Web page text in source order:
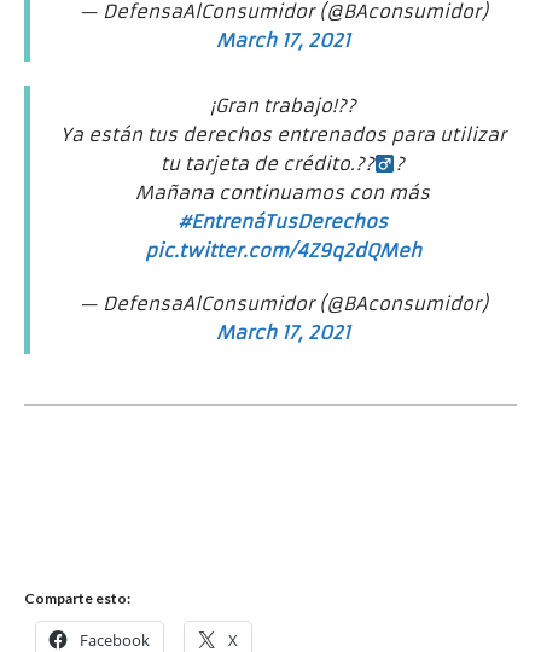
— DefensaAlConsumidor (@BAconsumidor)
March 17, 2021
¡Gran trabajo!??
Ya están tus derechos entrenados para utilizar
tu tarjeta de crédito.??‍
?
Mañana continuamos con más
#EntrenáTusDerechos
pic.twitter.com/4Z9q2dQMeh
— DefensaAlConsumidor (@BAconsumidor)
March 17, 2021
Comparte esto:
Facebook X